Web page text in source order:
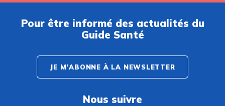
Pour être informé des actualités du
Guide Santé
JE M'ABONNE À LA NEWSLETTER
Nous suivre